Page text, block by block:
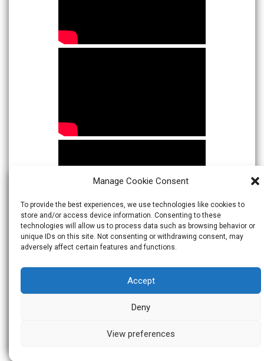
Manage Cookie Consent
To provide the best experiences, we use technologies like cookies to
store and/or access device information. Consenting to these
technologies will allow us to process data such as browsing behavior or
unique IDs on this site. Not consenting or withdrawing consent, may
adversely affect certain features and functions.
Accept
Deny
View preferences